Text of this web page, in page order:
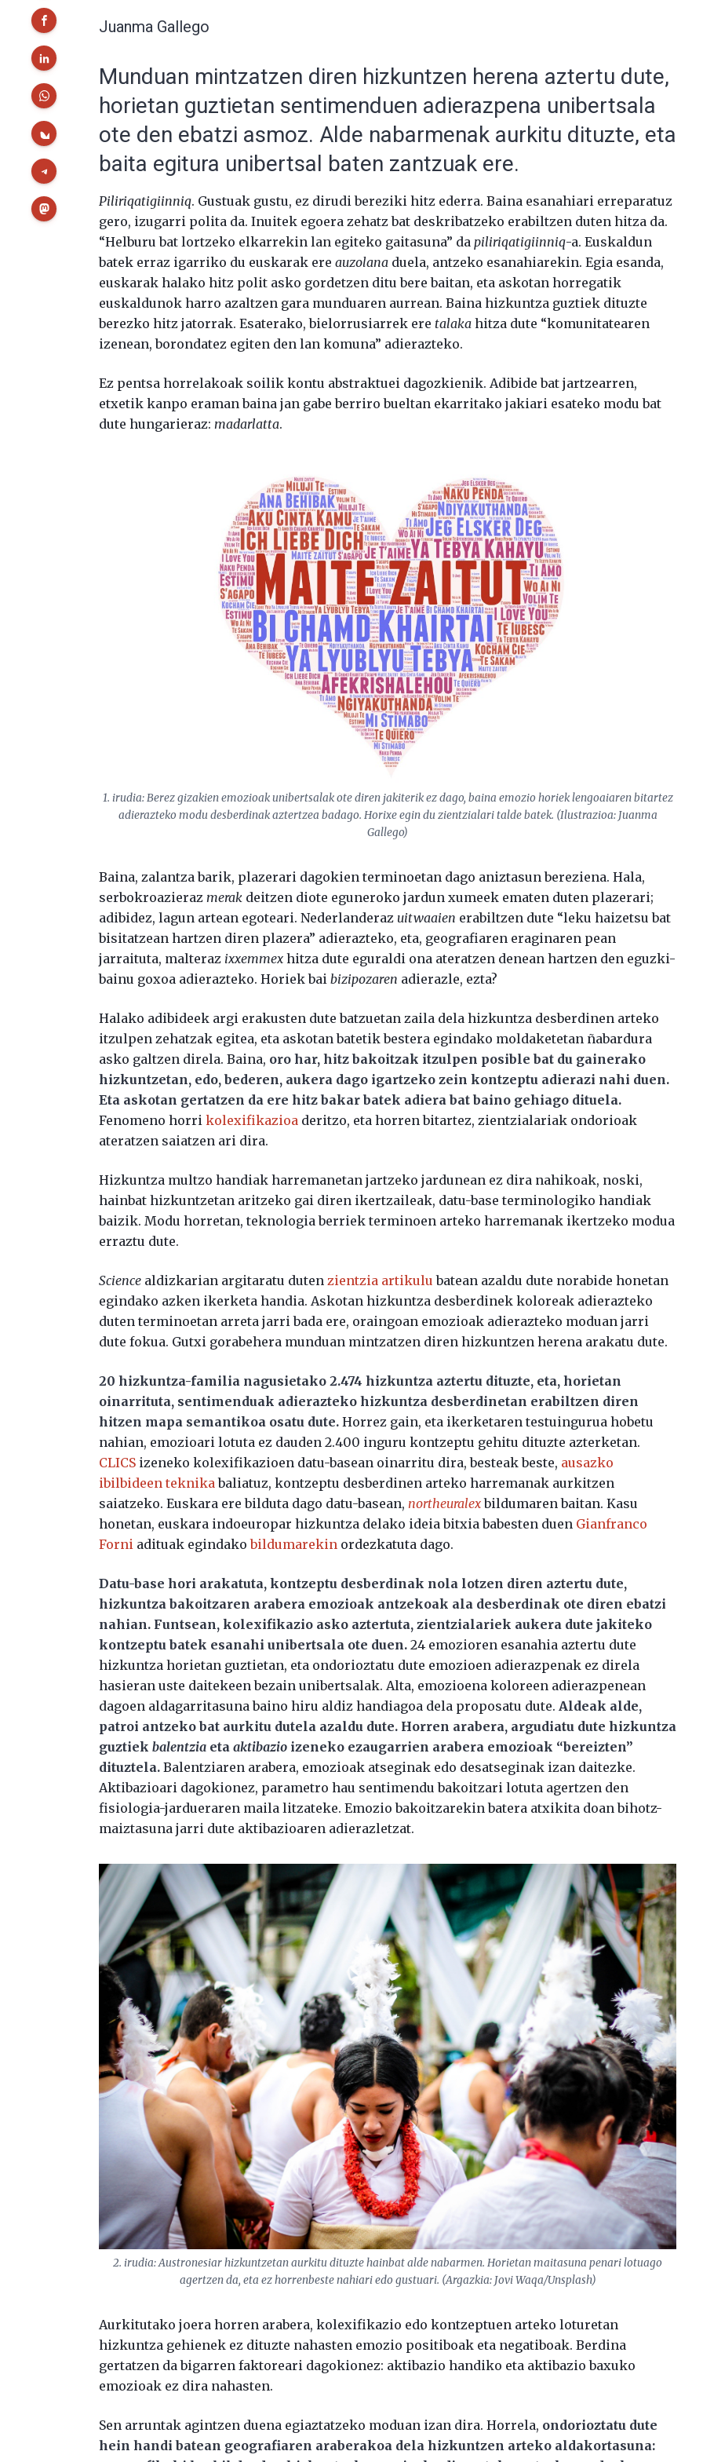
Juanma Gallego
Munduan mintzatzen diren hizkuntzen herena aztertu dute,
horietan guztietan sentimenduen adierazpena unibertsala
ote den ebatzi asmoz. Alde nabarmenak aurkitu dituzte, eta
baita egitura unibertsal baten zantzuak ere.
Piliriqatigiinniq. Gustuak gustu, ez dirudi bereziki hitz ederra. Baina esanahiari erreparatuz
gero, izugarri polita da. Inuitek egoera zehatz bat deskribatzeko erabiltzen duten hitza da.
“Helburu bat lortzeko elkarrekin lan egiteko gaitasuna” dapiliriqatigiinniq-a. Euskaldun
batek erraz igarriko du euskarak ereauzolana duela, antzeko esanahiarekin. Egia esanda,
euskarak halako hitz polit asko gordetzen ditu bere baitan, eta askotan horregatik
euskaldunok harro azaltzen gara munduaren aurrean. Baina hizkuntza guztiek dituzte
berezko hitz jatorrak. Esaterako, bielorrusiarrek ere talaka hitza dute “komunitatearen
izenean, borondatez egiten den lan komuna” adierazteko.
Ez pentsa horrelakoak soilik kontu abstraktuei dagozkienik. Adibide bat jartzearren,
etxetik kanpo eraman baina jan gabe berriro bueltan ekarritako jakiari esateko modu bat
dute hungarieraz:madarlatta.
1. irudia: Berez gizakien emozioak unibertsalak ote diren jakiterik ez dago, baina emozio horiek lengoaiaren bitartez
adierazteko modu desberdinak aztertzea badago. Horixe egin du zientzialari talde batek. (Ilustrazioa: Juanma
Gallego)
Baina, zalantza barik, plazerari dagokien terminoetan dago aniztasun bereziena. Hala,
serbokroazieraz merak deitzen diote eguneroko jardun xumeek ematen duten plazerari;
adibidez, lagun artean egoteari. Nederlanderaz uitwaaien erabiltzen dute “leku haizetsu bat
bisitatzean hartzen diren plazera” adierazteko, eta, geografiaren eraginaren pean
jarraituta, malteraz ixxemmex hitza dute eguraldi ona ateratzen denean hartzen den eguzki-
bainu goxoa adierazteko. Horiek baibizipozaren adierazle, ezta?
Halako adibideek argi erakusten dute batzuetan zaila dela hizkuntza desberdinen arteko
itzulpen zehatzak egitea, eta askotan batetik bestera egindako moldaketetan ñabardura
asko galtzen direla. Baina, oro har, hitz bakoitzak itzulpen posible bat du gainerako
hizkuntzetan, edo, bederen, aukera dago igartzeko zein kontzeptu adierazi nahi duen.
Eta askotan gertatzen da ere hitz bakar batek adiera bat baino gehiago dituela.
Fenomeno horrikolexifikazioa deritzo, eta horren bitartez, zientzialariak ondorioak
ateratzen saiatzen ari dira.
Hizkuntza multzo handiak harremanetan jartzeko jardunean ez dira nahikoak, noski,
hainbat hizkuntzetan aritzeko gai diren ikertzaileak, datu-base terminologiko handiak
baizik. Modu horretan, teknologia berriek terminoen arteko harremanak ikertzeko modua
erraztu dute.
Science aldizkarian argitaratu duten zientzia artikulu batean azaldu dute norabide honetan
egindako azken ikerketa handia. Askotan hizkuntza desberdinek koloreak adierazteko
duten terminoetan arreta jarri bada ere, oraingoan emozioak adierazteko moduan jarri
dute fokua. Gutxi gorabehera munduan mintzatzen diren hizkuntzen herena arakatu dute.
20 hizkuntza-familia nagusietako 2.474 hizkuntza aztertu dituzte, eta, horietan
oinarrituta, sentimenduak adierazteko hizkuntza desberdinetan erabiltzen diren
hitzen mapa semantikoa osatu dute. Horrez gain, eta ikerketaren testuingurua hobetu
nahian, emozioari lotuta ez dauden 2.400 inguru kontzeptu gehitu dituzte azterketan.
CLICS izeneko kolexifikazioen datu-basean oinarritu dira, besteak beste, ausazko
ibilbideen teknika baliatuz, kontzeptu desberdinen arteko harremanak aurkitzen
saiatzeko. Euskara ere bilduta dago datu-basean, northeuralexbildumaren baitan. Kasu
honetan, euskara indoeuropar hizkuntza delako ideia bitxia babesten duen Gianfranco
Forni adituak egindakobildumarekin ordezkatuta dago.
Datu-base hori arakatuta, kontzeptu desberdinak nola lotzen diren aztertu dute,
hizkuntza bakoitzaren arabera emozioak antzekoak ala desberdinak ote diren ebatzi
nahian. Funtsean, kolexifikazio asko aztertuta, zientzialariek aukera dute jakiteko
kontzeptu batek esanahi unibertsala ote duen. 24 emozioren esanahia aztertu dute
hizkuntza horietan guztietan, eta ondorioztatu dute emozioen adierazpenak ez direla
hasieran uste daitekeen bezain unibertsalak. Alta, emozioena koloreen adierazpenean
dagoen aldagarritasuna baino hiru aldiz handiagoa dela proposatu dute. Aldeak alde,
patroi antzeko bat aurkitu dutela azaldu dute. Horren arabera, argudiatu dute hizkuntza
guztiekbalentzia etaaktibazio izeneko ezaugarrien arabera emozioak “bereizten”
dituztela. Balentziaren arabera, emozioak atseginak edo desatseginak izan daitezke.
Aktibazioari dagokionez, parametro hau sentimendu bakoitzari lotuta agertzen den
fisiologia-jardueraren maila litzateke. Emozio bakoitzarekin batera atxikita doan bihotz-
maiztasuna jarri dute aktibazioaren adierazletzat.
2. irudia: Austronesiar hizkuntzetan aurkitu dituzte hainbat alde nabarmen. Horietan maitasuna penari lotuago
agertzen da, eta ez horrenbeste nahiari edo gustuari. (Argazkia: Jovi Waqa/Unsplash)
Aurkitutako joera horren arabera, kolexifikazio edo kontzeptuen arteko loturetan
hizkuntza gehienek ez dituzte nahasten emozio positiboak eta negatiboak. Berdina
gertatzen da bigarren faktoreari dagokionez: aktibazio handiko eta aktibazio baxuko
emozioak ez dira nahasten.
Sen arruntak agintzen duena egiaztatzeko moduan izan dira. Horrela, ondorioztatu dute
hein handi batean geografiaren araberakoa dela hizkuntzen arteko aldakortasuna: